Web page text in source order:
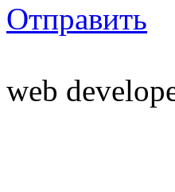
Отправить
web